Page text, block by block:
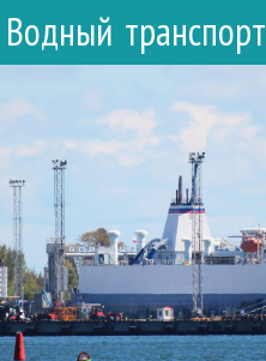
Водный транспорт